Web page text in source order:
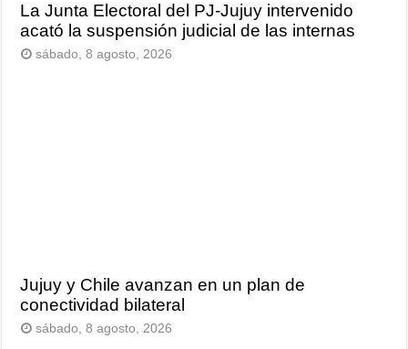
La Junta Electoral del PJ-Jujuy intervenido
acató la suspensión judicial de las internas
sábado, 8 agosto, 2026
Jujuy y Chile avanzan en un plan de
conectividad bilateral
sábado, 8 agosto, 2026